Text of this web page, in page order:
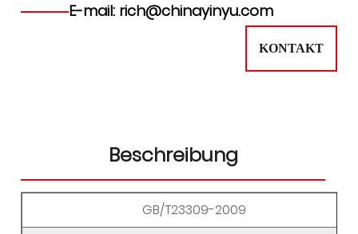
E-mail: rich@chinayinyu.com
KONTAKT
Beschreibung
GB/T23309-2009